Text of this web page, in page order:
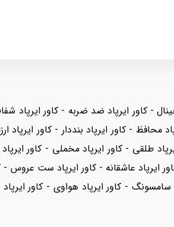
- کاور ایرپاد ضد ضربه - کاور
محافظ - کاور ایرپاد بنددار - کاور ایرپاد
طلقی - کاور ایرپاد مخملی - کاور
سامسونگ - کاور ایرپاد هواوی - کاور